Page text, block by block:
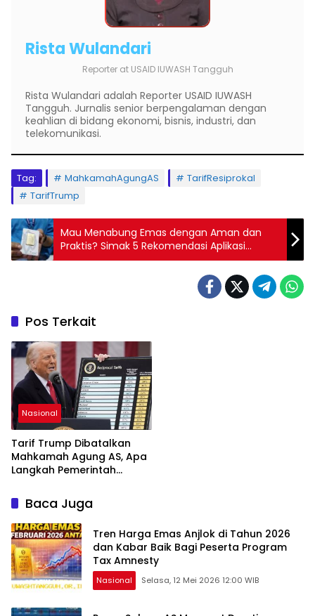
Rista Wulandari
Reporter at USAID IUWASH Tangguh
Rista Wulandari adalah Reporter USAID IUWASH
Tangguh. Jurnalis senior berpengalaman dengan
keahlian di bidang ekonomi, bisnis, industri, dan
telekomunikasi.
Tag: MahkamahAgungAS
TarifResiprokal
TarifTrump
Mau Menabung Emas dengan Aman dan
Praktis? Simak 5 Rekomendasi Aplikasi
Terbaik Ini!
Pos Terkait
Nasional
Tarif Trump Dibatalkan
Mahkamah Agung AS, Apa
Langkah Pemerintah
Baca Juga
Tren Harga Emas Anjlok di Tahun 2026
dan Kabar Baik Bagi Peserta Program
Tax Amnesty
Nasional Selasa, 12 Mei 2026 12:00 WIB